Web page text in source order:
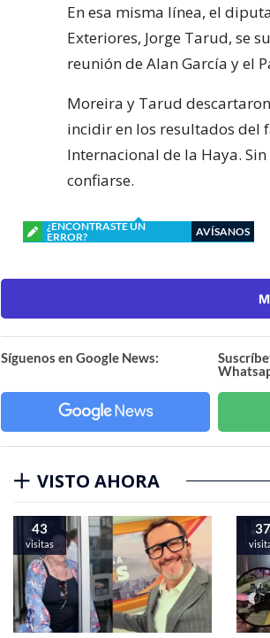
En esa misma línea, el
Exteriores, Jorge Tarud, se
reunión de Alan García y el
Moreira y Tarud
incidir en los resultados del
Internacional de la Haya.
confiarse.
¿ENCONTRASTE UN
ERROR?
AVÍSANOS
Síguenos en Google News:
VISTO AHORA
43
visitas
37